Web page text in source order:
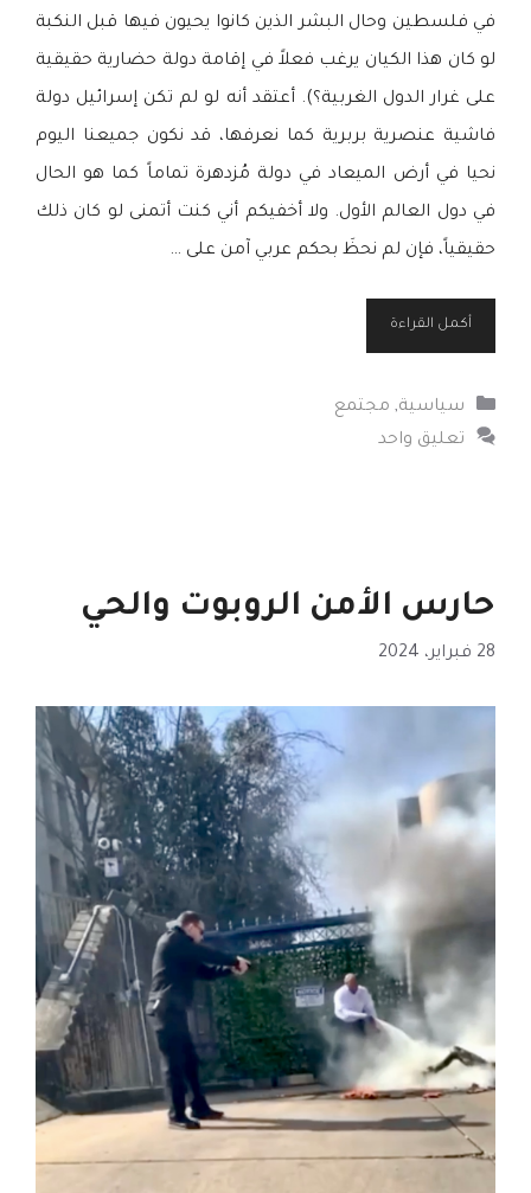
في فلسطين وحال البشر الذين كانوا يحيون فيها قبل النكبة
لو كان هذا الكيان يرغب فعلاً في إقامة دولة حضارية حقيقية
على غرار الدول الغربية؟). أعتقد أنه لو لم تكن إسرائيل دولة
فاشية عنصرية بربرية كما نعرفها، قد نكون جميعنا اليوم
نحيا في أرض الميعاد في دولة مُزدهرة تماماً كما هو الحال
في دول العالم الأول. ولا أخفيكم أني كنت أتمنى لو كان ذلك
حقيقياً، فإن لم نحظَ بحكم عربي آمن على …
أكمل القراءة
التصنيفات
سياسية, مجتمع
تعليق واحد
حارس الأمن الروبوت والحي
28 فبراير، 2024